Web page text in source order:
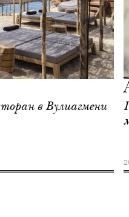
в Вулиагмени